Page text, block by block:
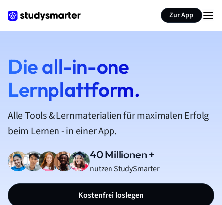
Zur App
Die all-in-one
Lernplattform.
Alle Tools & Lernmaterialien für maximalen Erfolg
beim Lernen - in einer App.
40 Millionen +
nutzen StudySmarter
Kostenfrei loslegen